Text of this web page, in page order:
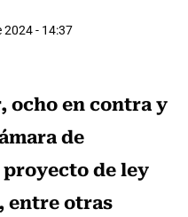
2024 - 14:37
ocho en contra y
de
de ley
entre otras